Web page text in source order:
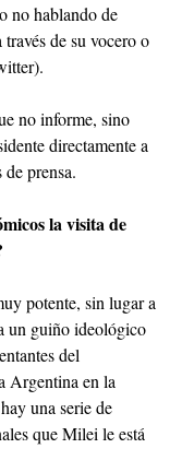
no hablando de
de su vocero o
no informe, sino
directamente a
de prensa.
la visita de
potente, sin lugar a
un guiño ideológico
del
Argentina en la
una serie de
que Milei le está